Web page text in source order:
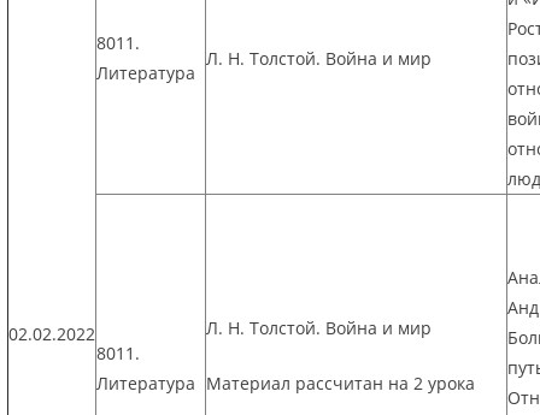
02.02.2022
8011.
Литература
Л. Н. Толстой. Война и мир
8011.
Литература
Л. Н. Толстой. Война и мир
Материал рассчитан на 2 урока